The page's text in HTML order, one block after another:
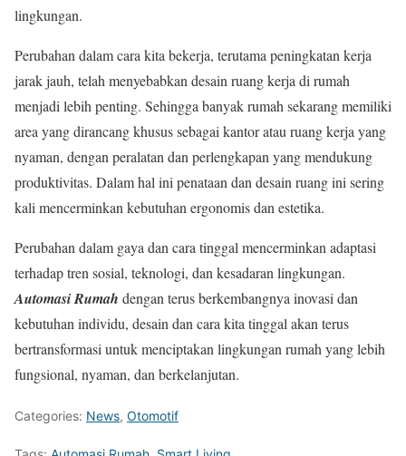
lingkungan.
Perubahan dalam cara kita bekerja, terutama peningkatan kerja
jarak jauh, telah menyebabkan desain ruang kerja di rumah
menjadi lebih penting. Sehingga banyak rumah sekarang memiliki
area yang dirancang khusus sebagai kantor atau ruang kerja yang
nyaman, dengan peralatan dan perlengkapan yang mendukung
produktivitas. Dalam hal ini penataan dan desain ruang ini sering
kali mencerminkan kebutuhan ergonomis dan estetika.
Perubahan dalam gaya dan cara tinggal mencerminkan adaptasi
terhadap tren sosial, teknologi, dan kesadaran lingkungan.
Automasi Rumah dengan terus berkembangnya inovasi dan
kebutuhan individu, desain dan cara kita tinggal akan terus
bertransformasi untuk menciptakan lingkungan rumah yang lebih
fungsional, nyaman, dan berkelanjutan.
Categories: News, Otomotif